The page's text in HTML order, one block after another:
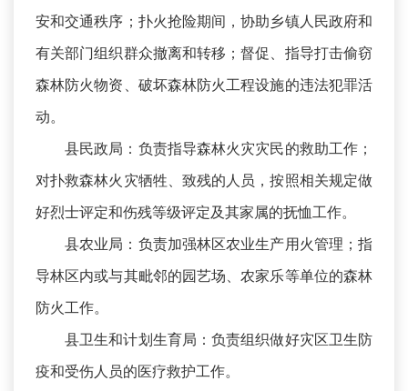
安和交通秩序；扑火抢险期间，协助乡镇人民政府和
有关部门组织群众撤离和转移；督促、指导打击偷窃
森林防火物资、破坏森林防火工程设施的违法犯罪活
动。
县民政局：负责指导森林火灾灾民的救助工作；
对扑救森林火灾牺牲、致残的人员，按照相关规定做
好烈士评定和伤残等级评定及其家属的抚恤工作。
县农业局：负责加强林区农业生产用火管理；指
导林区内或与其毗邻的园艺场、农家乐等单位的森林
防火工作。
县卫生和计划生育局：负责组织做好灾区卫生防
疫和受伤人员的医疗救护工作。